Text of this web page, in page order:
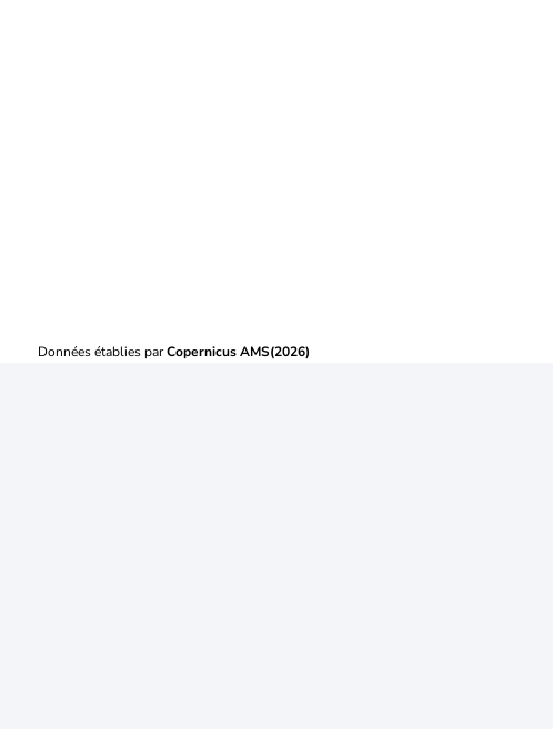
Données établies parCopernicus AMS(2026)